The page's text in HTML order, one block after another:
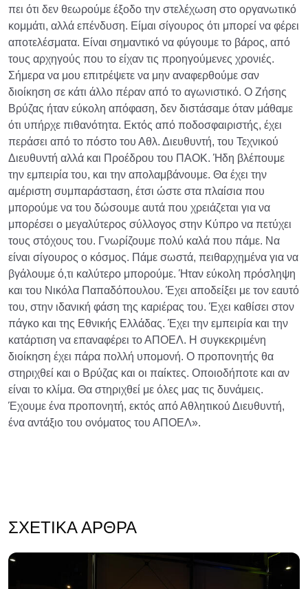
πει ότι δεν θεωρούμε έξοδο την στελέχωση στο οργανωτικό
κομμάτι, αλλά επένδυση. Είμαι σίγουρος ότι μπορεί να φέρει
αποτελέσματα. Είναι σημαντικό να φύγουμε το βάρος, από
τους αρχηγούς που το είχαν τις προηγούμενες χρονιές.
Σήμερα να μου επιτρέψετε να μην αναφερθούμε σαν
διοίκηση σε κάτι άλλο πέραν από το αγωνιστικό. Ο Ζήσης
Βρύζας ήταν εύκολη απόφαση, δεν διστάσαμε όταν μάθαμε
ότι υπήρχε πιθανότητα. Εκτός από ποδοσφαιριστής, έχει
περάσει από το πόστο του Αθλ. Διευθυντή, του Τεχνικού
Διευθυντή αλλά και Προέδρου του ΠΑΟΚ. Ήδη βλέπουμε
την εμπειρία του, και την απολαμβάνουμε. Θα έχει την
αμέριστη συμπαράσταση, έτσι ώστε στα πλαίσια που
μπορούμε να του δώσουμε αυτά που χρειάζεται για να
μπορέσει ο μεγαλύτερος σύλλογος στην Κύπρο να πετύχει
τους στόχους του. Γνωρίζουμε πολύ καλά που πάμε. Να
είναι σίγουρος ο κόσμος. Πάμε σωστά, πειθαρχημένα για να
βγάλουμε ό,τι καλύτερο μπορούμε. Ήταν εύκολη πρόσληψη
και του Νικόλα Παπαδόπουλου. Έχει αποδείξει με τον εαυτό
του, στην ιδανική φάση της καριέρας του. Έχει καθίσει στον
πάγκο και της Εθνικής Ελλάδας. Έχει την εμπειρία και την
κατάρτιση να επαναφέρει το ΑΠΟΕΛ. Η συγκεκριμένη
διοίκηση έχει πάρα πολλή υπομονή. Ο προπονητής θα
στηριχθεί και ο Βρύζας και οι παίκτες. Οποιοδήποτε και αν
είναι το κλίμα. Θα στηριχθεί με όλες μας τις δυνάμεις.
Έχουμε ένα προπονητή, εκτός από Αθλητικού Διευθυντή,
ένα αντάξιο του ονόματος του ΑΠΟΕΛ».
ΣΧΕΤΙΚΆ ΆΡΘΡΑ